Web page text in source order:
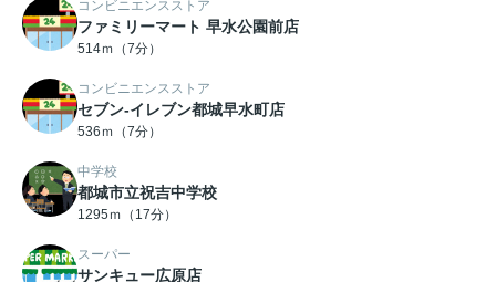
コンビニエンスストア
ファミリーマート 早水公園前店
514ｍ（7分）
コンビニエンスストア
セブン-イレブン都城早水町店
536ｍ（7分）
中学校
都城市立祝吉中学校
1295ｍ（17分）
スーパー
サンキュー広原店